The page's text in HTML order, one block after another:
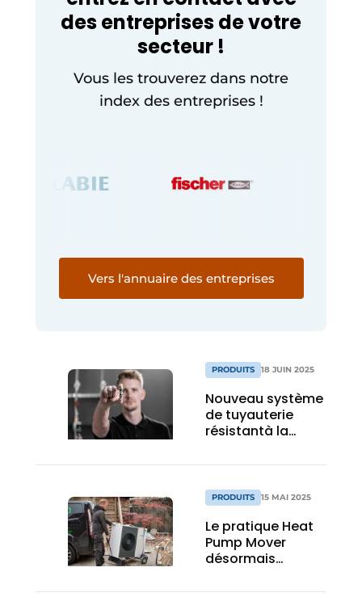
des entreprises de votre
secteur !
Vous les trouverez dans notre
index des entreprises !
Vers l'annuaire des entreprises
PRODUITS 18 JUIN 2025
Nouveau système
de tuyauterie
résistantà la
installations de
refroidissement
PRODUITS 15 MAI 2025
Le pratique Heat
Pump Mover
désormais
Europe